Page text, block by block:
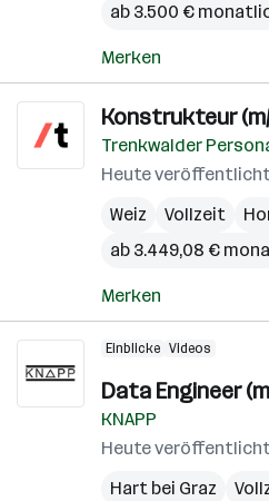
ab 3.500 €
Merken
Konstrukteur
Trenkwalder
Heute
Weiz
Vollzeit
ab 3.449,08 €
Merken
Einblicke Videos
Data Engineer
KNAPP
Heute
Hart bei Graz